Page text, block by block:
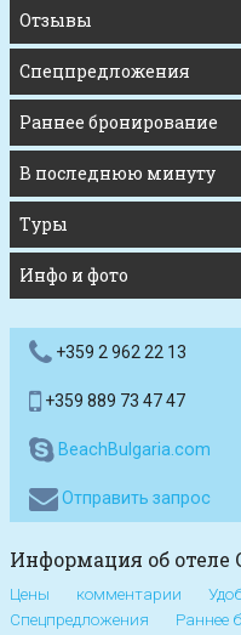
Отзывы
Спецпредложения
Раннее бронирование
В последнюю минуту
Туры
Инфо и фото
+359 2 962 22 13
+359 889 73 47 47
BeachBulgaria.com
Отправить запрос
Информация об отеле
Цены комментарии
Спецпредложения
Раннее